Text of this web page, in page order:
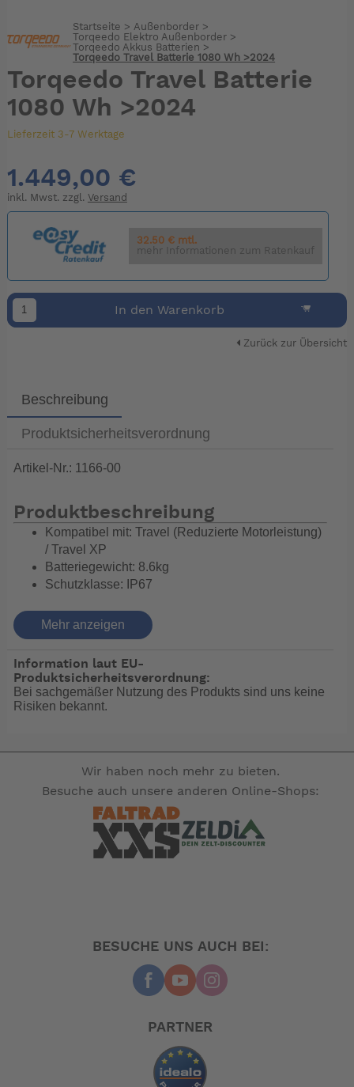
Startseite >Außenborder >
Torqeedo Elektro Außenborder >
Torqeedo Akkus Batterien >
Torqeedo Travel Batterie 1080 Wh >2024
Torqeedo Travel Batterie
1080 Wh >2024
Lieferzeit 3-7 Werktage
1.449,00 €
inkl. Mwst. zzgl. Versand
32.50 € mtl.
mehr Informationen zum Ratenkauf
In den Warenkorb
Zurück zur Übersicht
Beschreibung
Produktsicherheitsverordnung
Artikel-Nr.: 1166-00
Produktbeschreibung
Kompatibel mit: Travel (Reduzierte Motorleistung)
/ Travel XP
Batteriegewicht: 8.6kg
Schutzklasse: IP67
Kapazität in Wh: 1080Wh
Zellentyp: Li-Ion (Lithium-Ionen)
00) (nicht Teil des Lieferumfangs)
Alternative: Solarladekabel (Artikelnummer: 7008-
00
Artikelnummer: 1166-00 | EAN: 4260113697412
-- Auf Produktfotos angezeigte Dekorationsartikel
gehören nicht zum Leistungsumfang. --
Mehr anzeigen
Information laut EU-
Produktsicherheitsverordnung:
Bei sachgemäßer Nutzung des Produkts sind uns keine
Risiken bekannt.
Wir haben noch mehr zu bieten.
Besuche auch unsere anderen Online-Shops:
BESUCHE UNS AUCH BEI:
PARTNER